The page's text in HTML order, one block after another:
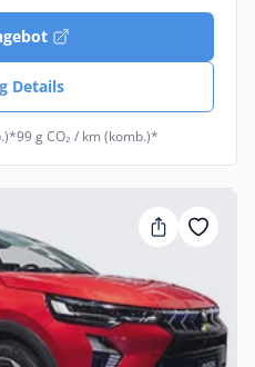
Details
99 g CO₂ / km (komb.)*